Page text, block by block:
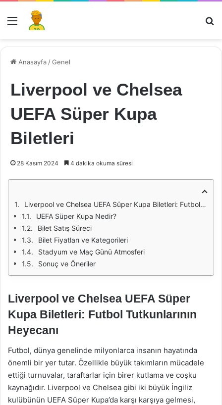
Menü
Anasayfa /Genel
Liverpool ve Chelsea
UEFA Süper Kupa
Biletleri
28 Kasım 2024 4 dakika okuma süresi
Liverpool ve Chelsea UEFA Süper Kupa Biletleri: Futbol Tutkunlarının Heyecanı
UEFA Süper Kupa Nedir?
Bilet Satış Süreci
Bilet Fiyatları ve Kategorileri
Stadyum ve Maç Günü Atmosferi
Sonuç ve Öneriler
Liverpool ve Chelsea UEFA Süper
Kupa Biletleri: Futbol Tutkunlarının
Heyecanı
Futbol, dünya genelinde milyonlarca insanın hayatında
önemli bir yer tutar. Özellikle büyük takımların mücadele
ettiği turnuvalar, taraftarlar için birer kutlama ve coşku
kaynağıdır. Liverpool ve Chelsea gibi iki büyük İngiliz
kulübünün UEFA Süper Kupa’da karşı karşıya gelmesi,